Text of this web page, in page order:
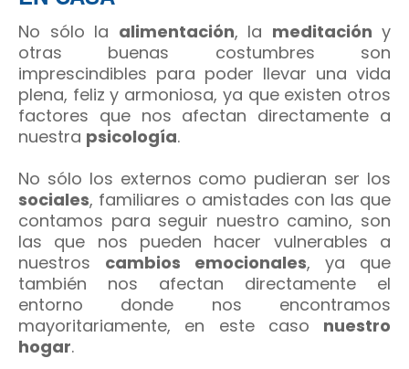
No sólo la alimentación, la meditación y
otras buenas costumbres son
imprescindibles para poder llevar una vida
plena, feliz y armoniosa, ya que existen otros
factores que nos afectan directamente a
nuestra psicología.
No sólo los externos como pudieran ser los
sociales, familiares o amistades con las que
contamos para seguir nuestro camino, son
las que nos pueden hacer vulnerables a
nuestros cambios emocionales, ya que
también nos afectan directamente el
entorno donde nos encontramos
mayoritariamente, en este caso nuestro
hogar.